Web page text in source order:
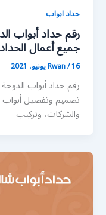
حداد ابواب
جميع أعمال
Rwan/16 يونيو، 2021
رقم حداد أبواب
تصميم وتفصيل أبواب
والشركات، وتركيب